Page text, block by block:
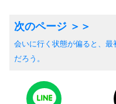
会いに行く状態が偏ると、
だろう。